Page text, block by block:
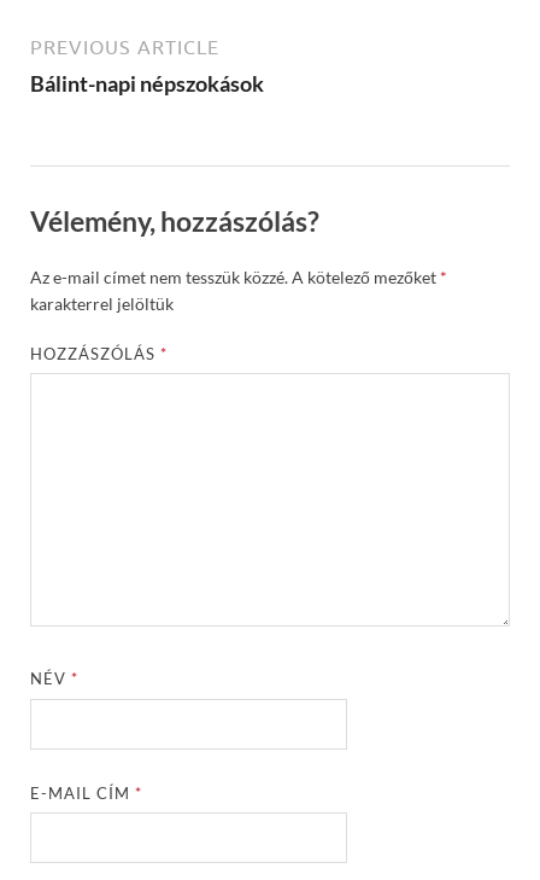
PREVIOUS ARTICLE
Bálint-napi népszokások
Vélemény, hozzászólás?
Az e-mail címet nem tesszük közzé.A kötelező mezőket *
karakterrel jelöltük
HOZZÁSZÓLÁS*
NÉV*
E-MAIL CÍM*